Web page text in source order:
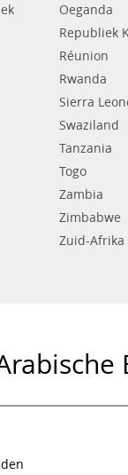
Oeganda
Republiek
Réunion
Rwanda
Sierra
Swaziland
Tanzania
Togo
Zambia
Zimbabwe
Zuid-Afrika